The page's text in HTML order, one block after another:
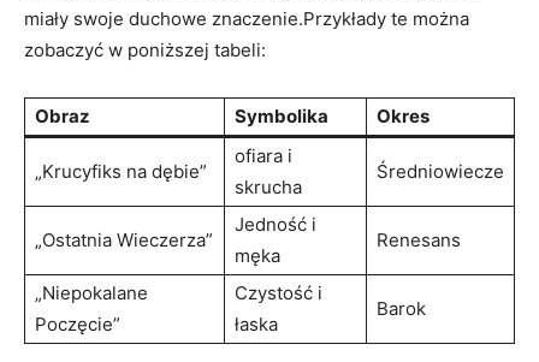
miały swoje duchowe znaczenie.Przykłady te można
zobaczyć w poniższej tabeli:
Obraz Symbolika Okres
„Krucyfiks na dębie”
ofiara i
skrucha
Średniowiecze
„Ostatnia Wieczerza”
Jedność i
męka
Renesans
„Niepokalane
Poczęcie”
Czystość i
łaska
Barok